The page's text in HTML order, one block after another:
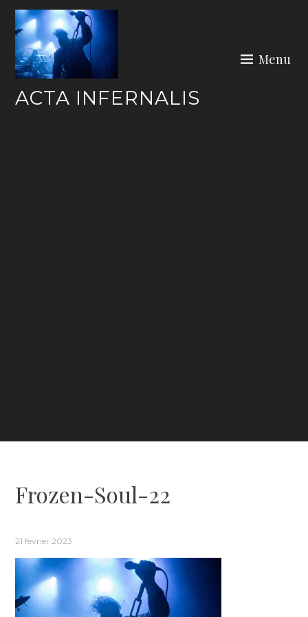
Skip
content
ACTA INFERNALIS
Menu
Frozen-Soul-22
21 février 2023